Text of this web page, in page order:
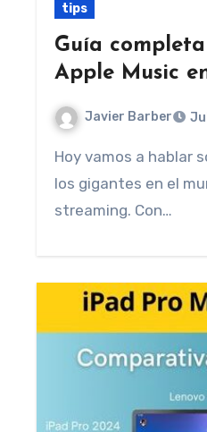
tips
Guía
Apple Music
Javier Barber
Hoy vamos a hablar sobre Apple Music, uno de
los gigantes en el
streaming. Con…